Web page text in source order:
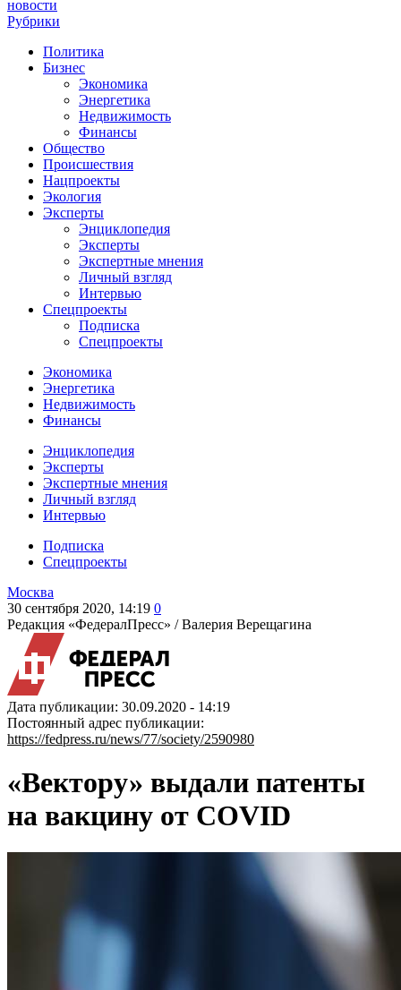
новости
Рубрики
Политика
Бизнес
Экономика
Энергетика
Недвижимость
Финансы
Общество
Происшествия
Нацпроекты
Экология
Эксперты
Энциклопедия
Эксперты
Экспертные мнения
Личный взгляд
Интервью
Спецпроекты
Подписка
Спецпроекты
Экономика
Энергетика
Недвижимость
Финансы
Энциклопедия
Эксперты
Экспертные мнения
Личный взгляд
Интервью
Подписка
Спецпроекты
Москва
30 сентября 2020, 14:19 0
Редакция «ФедералПресс» /Валерия Верещагина
Дата публикации: 30.09.2020 - 14:19
Постоянный адрес публикации:
https://fedpress.ru/news/77/society/2590980
«Вектору» выдали патенты
на вакцину от COVID